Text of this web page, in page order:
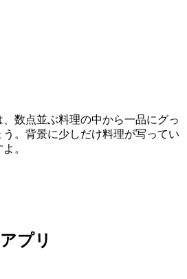
数点並ぶ料理の中から一品にグっ
。背景に少しだけ料理が写ってい
。
プリ